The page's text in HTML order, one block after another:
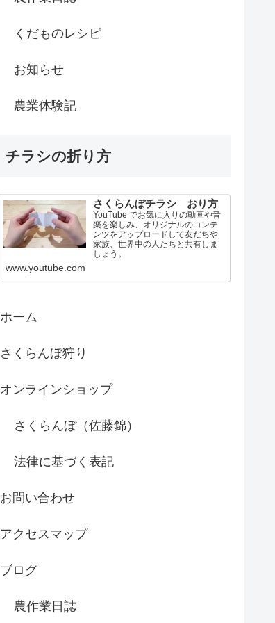
くだものレシピ
お知らせ
農業体験記
チラシの折り方
さくらんぼチラシ おり方
YouTube でお気に入りの動画や音
楽を楽しみ、オリジナルのコンテ
ンツをアップロードして友だちや
家族、世界中の人たちと共有しま
しょう。
www.youtube.com
ホーム
さくらんぼ狩り
オンラインショップ
さくらんぼ（佐藤錦）
法律に基づく表記
お問い合わせ
アクセスマップ
ブログ
農作業日誌